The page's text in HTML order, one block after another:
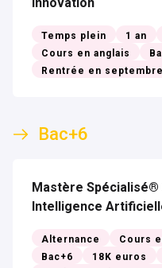
Temps plein 1 an
Cours en anglais
Rentrée en septembre
Bac+6
Mastère
Intelligence
Alternance
Cours
Bac+6
18K euros